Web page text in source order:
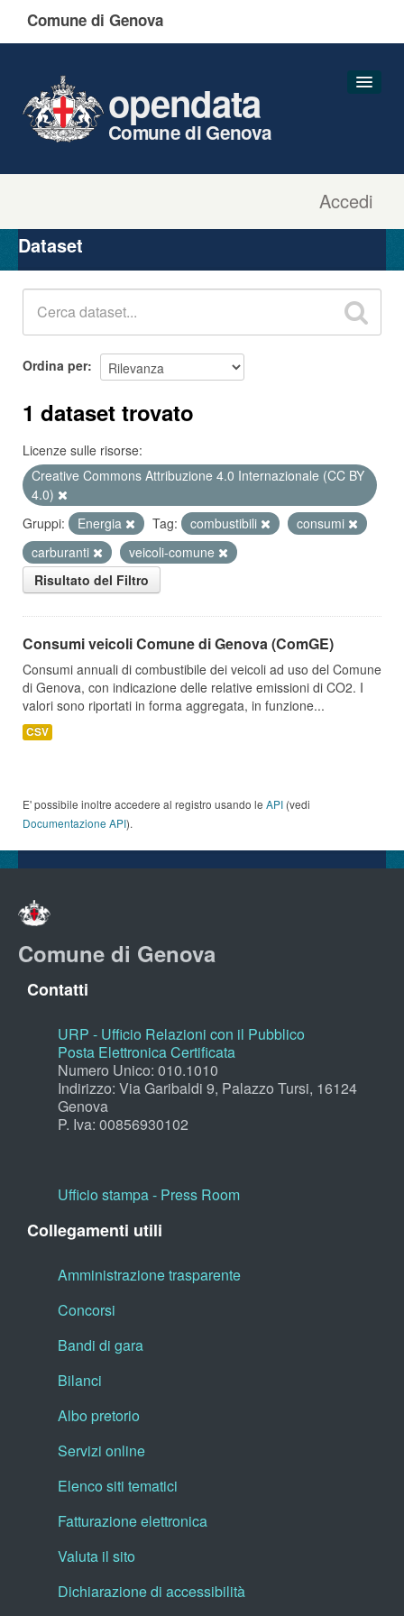
Comune di Genova
Accedi
opendata
Comune di Genova
Organizzazioni
Gruppi
Dataset
Ordina per
1 dataset trovato
Licenze sulle risorse:
Creative Commons Attribuzione 4.0 Internazionale (CC BY
4.0)
Gruppi:
Energia Tag: combustibili
consumi
carburanti
veicoli-comune
Risultato del Filtro
Consumi veicoli Comune di Genova (ComGE)
Consumi annuali di combustibile dei veicoli ad uso del Comune
di Genova, con indicazione delle relative emissioni di CO2. I
valori sono riportati in forma aggregata, in funzione...
CSV
E' possibile inoltre accedere al registro usando le API (vedi
Documentazione API).
Comune di Genova
Contatti
URP - Ufficio Relazioni con il Pubblico
Posta Elettronica Certificata
Numero Unico: 010.1010
Indirizzo: Via Garibaldi 9, Palazzo Tursi, 16124
Genova
P. Iva: 00856930102
Ufficio stampa - Press Room
Collegamenti utili
Amministrazione trasparente
Concorsi
Bandi di gara
Bilanci
Albo pretorio
Servizi online
Elenco siti tematici
Fatturazione elettronica
Valuta il sito
Dichiarazione di accessibilità